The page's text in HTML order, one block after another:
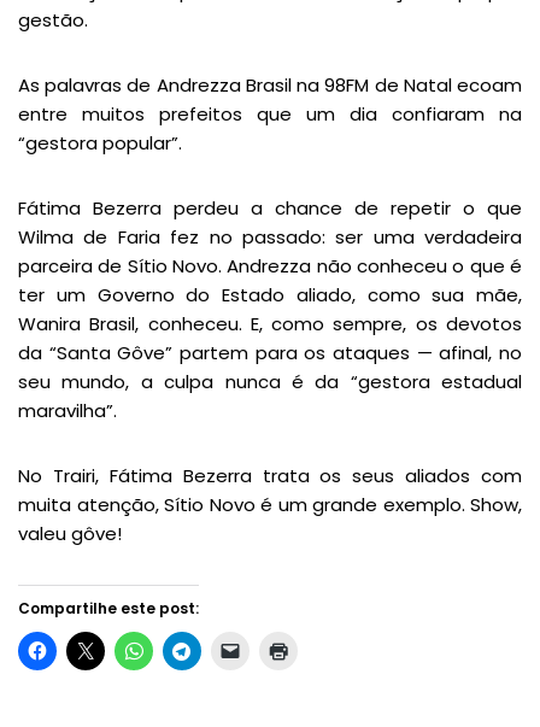
gestão.
As palavras de Andrezza Brasil na 98FM de Natal ecoam
entre muitos prefeitos que um dia confiaram na
“gestora popular”.
Fátima Bezerra perdeu a chance de repetir o que
Wilma de Faria fez no passado: ser uma verdadeira
parceira de Sítio Novo. Andrezza não conheceu o que é
ter um Governo do Estado aliado, como sua mãe,
Wanira Brasil, conheceu. E, como sempre, os devotos
da “Santa Gôve” partem para os ataques — afinal, no
seu mundo, a culpa nunca é da “gestora estadual
maravilha”.
No Trairi, Fátima Bezerra trata os seus aliados com
muita atenção, Sítio Novo é um grande exemplo. Show,
valeu gôve!
Compartilhe este post: